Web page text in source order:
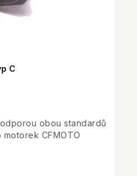
C
obou standardů
CFMOTO